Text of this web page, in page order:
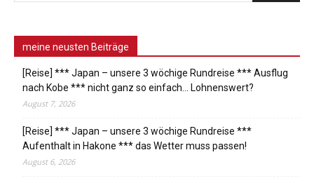
meine neusten Beiträge
[Reise] *** Japan – unsere 3 wöchige Rundreise *** Ausflug
nach Kobe *** nicht ganz so einfach… Lohnenswert?
August 7, 2026
[Reise] *** Japan – unsere 3 wöchige Rundreise ***
Aufenthalt in Hakone *** das Wetter muss passen!
August 6, 2026